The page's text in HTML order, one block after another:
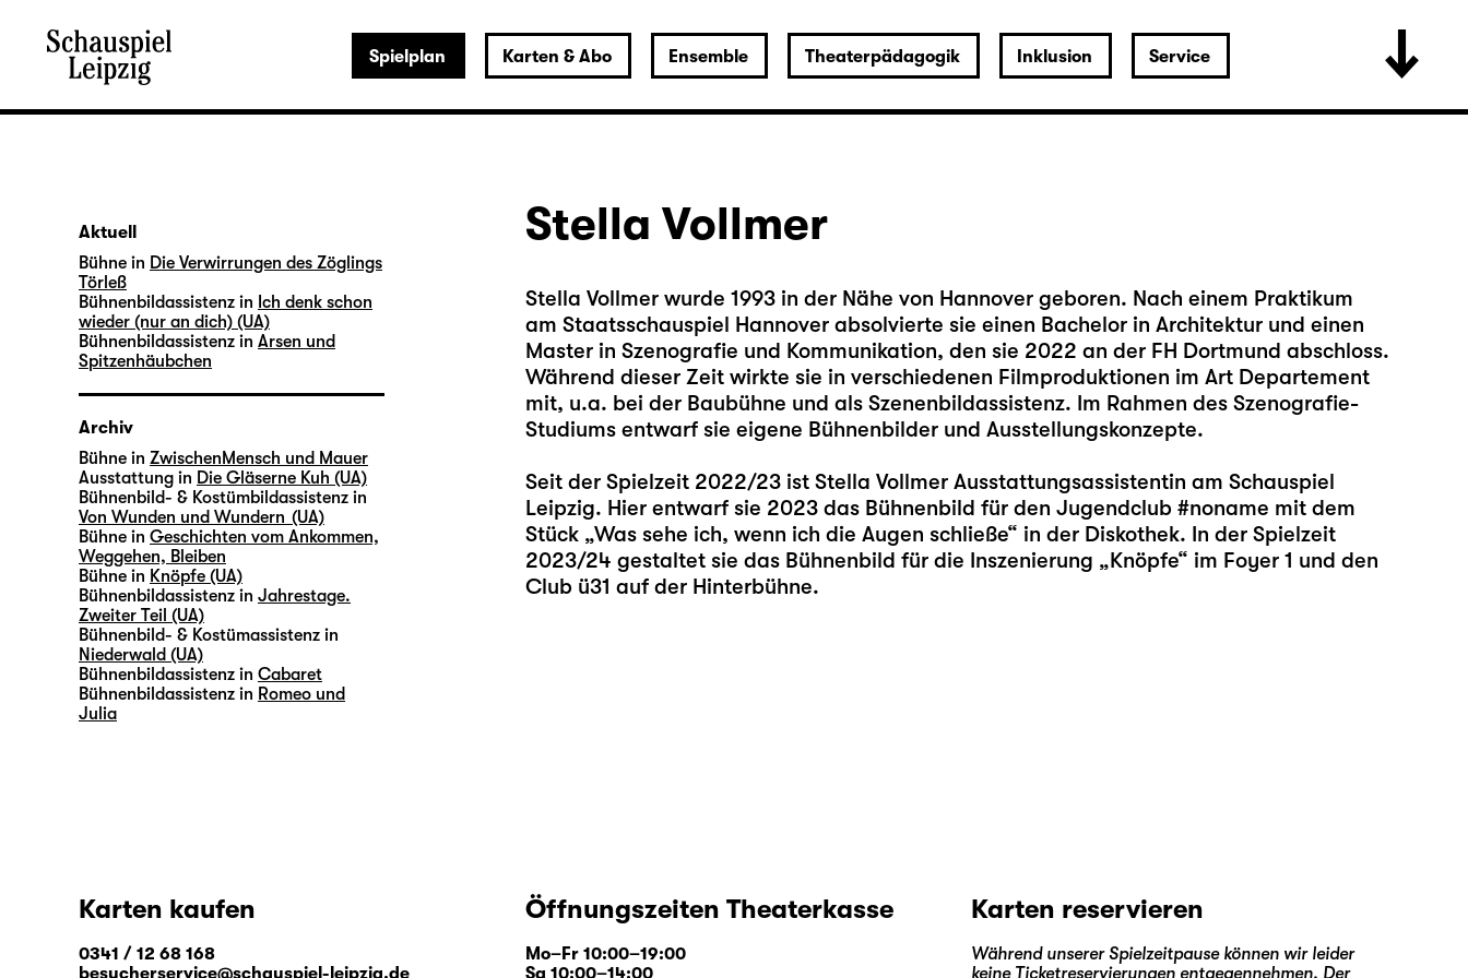
Spielplan Karten & Abo Ensemble Theaterpädagogik Inklusion Service
Stella Vollmer
Stella Vollmer wurde 1993 in der Nähe von Hannover geboren. Nach einem Praktikum
am Staatsschauspiel Hannover absolvierte sie einen Bachelor in Architektur und einen
Master in Szenografie und Kommunikation, den sie 2022 an der FH Dortmund abschloss.
Während dieser Zeit wirkte sie in verschiedenen Filmproduktionen im Art Departement
mit, u.a. bei der Baubühne und als Szenenbildassistenz. Im Rahmen des Szenografie-
Studiums entwarf sie eigene Bühnenbilder und Ausstellungskonzepte.
Seit der Spielzeit 2022/23 ist Stella Vollmer Ausstattungsassistentin am Schauspiel
Leipzig. Hier entwarf sie 2023 das Bühnenbild für den Jugendclub #noname mit dem
Stück „Was sehe ich, wenn ich die Augen schließe“ in der Diskothek. In der Spielzeit
2023/24 gestaltet sie das Bühnenbild für die Inszenierung „Knöpfe“ im Foyer 1 und den
Club ü31 auf der Hinterbühne.
Aktuell
Bühne in Die Verwirrungen des Zöglings
Törleß
Bühnenbildassistenz in Ich denk schon
wieder (nur an dich) (UA)
Bühnenbildassistenz in Arsen und
Spitzenhäubchen
Archiv
Bühne in ZwischenMensch und Mauer
Ausstattung in Die Gläserne Kuh (UA)
Bühnenbild- & Kostümbildassistenz in
Von Wunden und Wundern (UA)
Bühne in Geschichten vom Ankommen,
Weggehen, Bleiben
Bühne in Knöpfe (UA)
Bühnenbildassistenz in Jahrestage.
Zweiter Teil (UA)
Bühnenbild- & Kostümassistenz in
Niederwald (UA)
Bühnenbildassistenz in Cabaret
Bühnenbildassistenz in Romeo und
Julia
Karten kaufen
0341 / 12 68 168
besucherservice@schauspiel-leipzig.de
Öffnungszeiten Theaterkasse
Mo–Fr 10:00–19:00
Sa 10:00–14:00
Karten reservieren
Während unserer Spielzeitpause können wir leider
keine Ticketreservierungen entgegennehmen. Der